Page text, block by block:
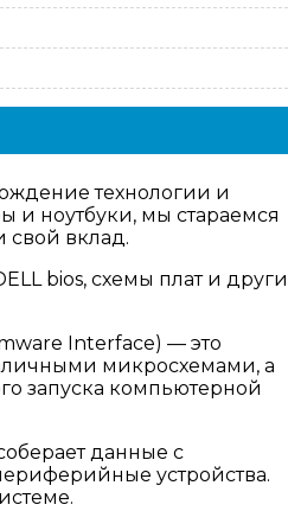
технологии и
и ноутбуки, мы стараемся
свой вклад.
bios, схемы плат и
Interface) — это
микросхемами, а
запуска компьютерной
данные с
устройства.